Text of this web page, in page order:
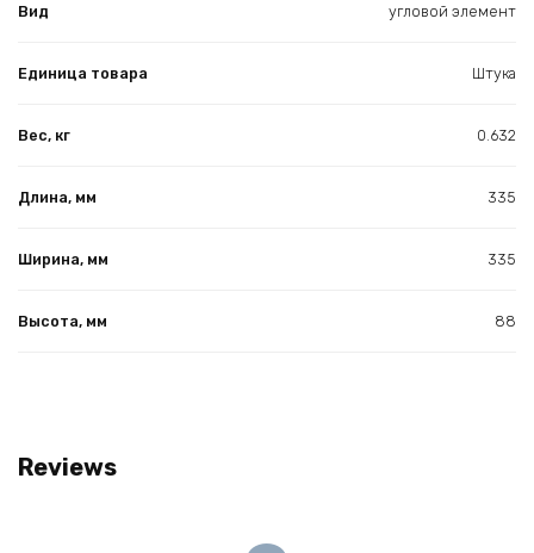
Вид угловой элемент
Единица товара Штука
Вес, кг 0.632
Длина, мм 335
Ширина, мм 335
Высота, мм 88
Reviews